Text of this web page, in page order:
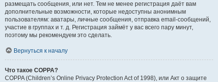
размещать сообщения, или нет. Тем не менее регистрация даёт вам
дополнительные возможности, которые недоступны анонимным
пользователям: аватары, личные сообщения, отправка email-сообщений,
участие в группах и т. д. Регистрация займёт у вас всего пару минут,
поэтому мы рекомендуем это сделать.
Вернуться к началу
Что такое COPPA?
COPPA (Children’s Online Privacy Protection Act of 1998), или Акт о защите